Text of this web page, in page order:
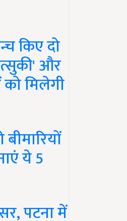
किए दो
और
मिलेगी
ये 5
पटना में